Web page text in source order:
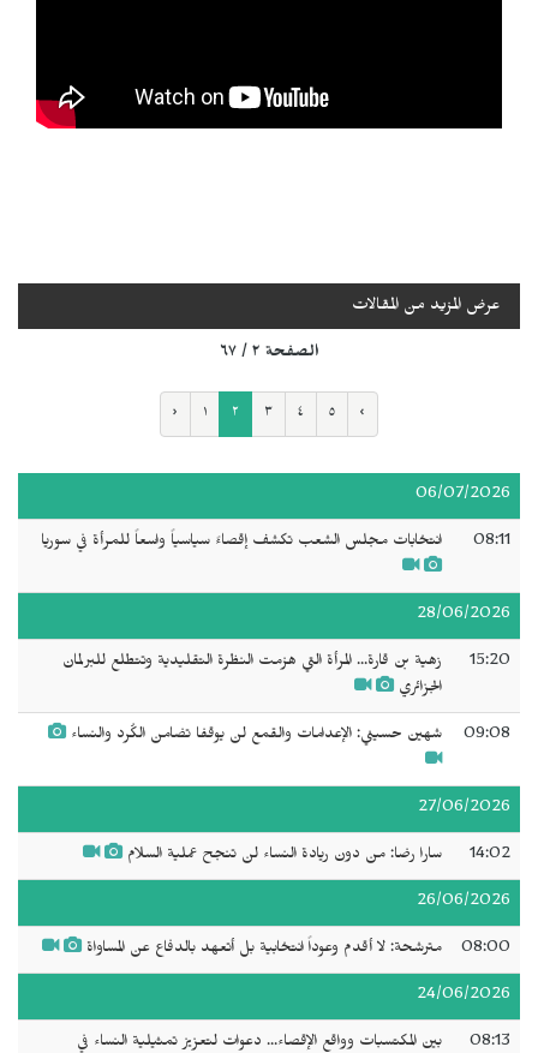
عرض المزيد من المقالات
الصفحة ٢ / ٦٧
‹ ١ ٢ ٣ ٤ ٥ ›
06/07/2026
08:11 انتخابات مجلس الشعب تكشف إقصاءً سياسياً واسعاً للمرأة في سوريا
28/06/2026
15:20
زهية بن قارة... المرأة التي هزمت النظرة التقليدية وتتطلع للبرلمان
الجزائري
09:08 شهين حسيني: الإعدامات والقمع لن يوقفا تضامن الكُرد والنساء
27/06/2026
14:02 سارا رضا: من دون ريادة النساء لن تنجح عملية السلام
26/06/2026
08:00 مترشحة: لا أقدم وعوداً انتخابية بل أتعهد بالدفاع عن المساواة
24/06/2026
08:13
بين المكتسبات وواقع الإقصاء... دعوات لتعزيز تمثيلية النساء في